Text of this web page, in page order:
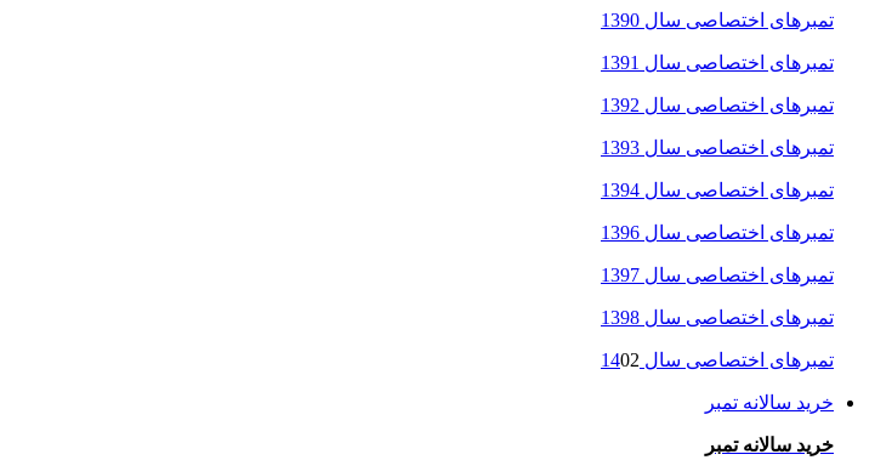
تمبرهای اختصاصی سال 1390
تمبرهای اختصاصی سال 1391
تمبرهای اختصاصی سال 1392
تمبرهای اختصاصی سال 1393
تمبرهای اختصاصی سال 1394
تمبرهای اختصاصی سال 1396
تمبرهای اختصاصی سال 1397
تمبرهای اختصاصی سال 1398
تمبرهای اختصاصی سال 14 02
خرید سالانه تمبر
خرید سالانه تمبر